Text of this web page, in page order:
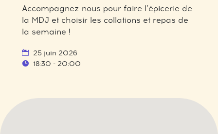
Accompagnez-nous pour faire l’épicerie de
la MDJ et choisir les collations et repas de
la semaine !
25 juin 2026
18:30 - 20:00